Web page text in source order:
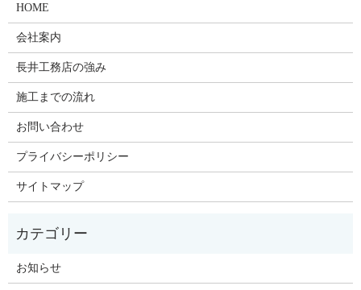
HOME
会社案内
長井工務店の強み
施工までの流れ
お問い合わせ
プライバシーポリシー
サイトマップ
お知らせ